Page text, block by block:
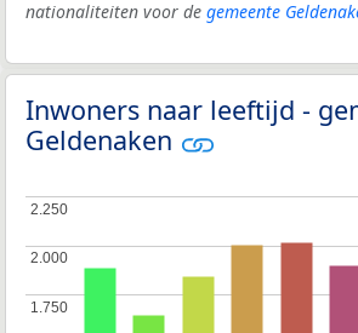
nationaliteiten voor de gemeente
Inwoners naar leeftijd -
Geldenaken
1.750
1.750
2.000
2.000
2.250
2.250